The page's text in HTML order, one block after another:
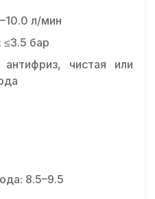
л/мин
≤3.5 бар
чистая или
8.5–9.5